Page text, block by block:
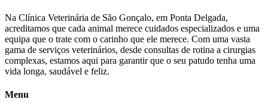
Na Clínica Veterinária de São Gonçalo, em Ponta Delgada,
acreditamos que cada animal merece cuidados especializados e uma
equipa que o trate com o carinho que ele merece. Com uma vasta
gama de serviços veterinários, desde consultas de rotina a cirurgias
complexas, estamos aqui para garantir que o seu patudo tenha uma
vida longa, saudável e feliz.
Menu